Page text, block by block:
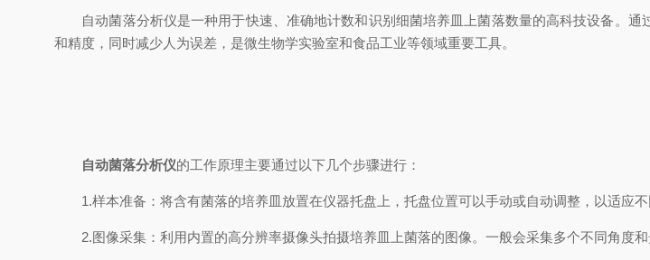
自动菌落分析仪是一种用于快速、准确地计数和识别细菌培养皿上菌落数量的高科技设备。通
和精度，同时减少人为误差，是微生物学实验室和食品工业等领域重要工具。
自动菌落分析仪的工作原理主要通过以下几个步骤进行：
1.样本准备：将含有菌落的培养皿放置在仪器托盘上，托盘位置可以手动或自动调整，以适应不
2.图像采集：利用内置的高分辨率摄像头拍摄培养皿上菌落的图像。一般会采集多个不同角度和